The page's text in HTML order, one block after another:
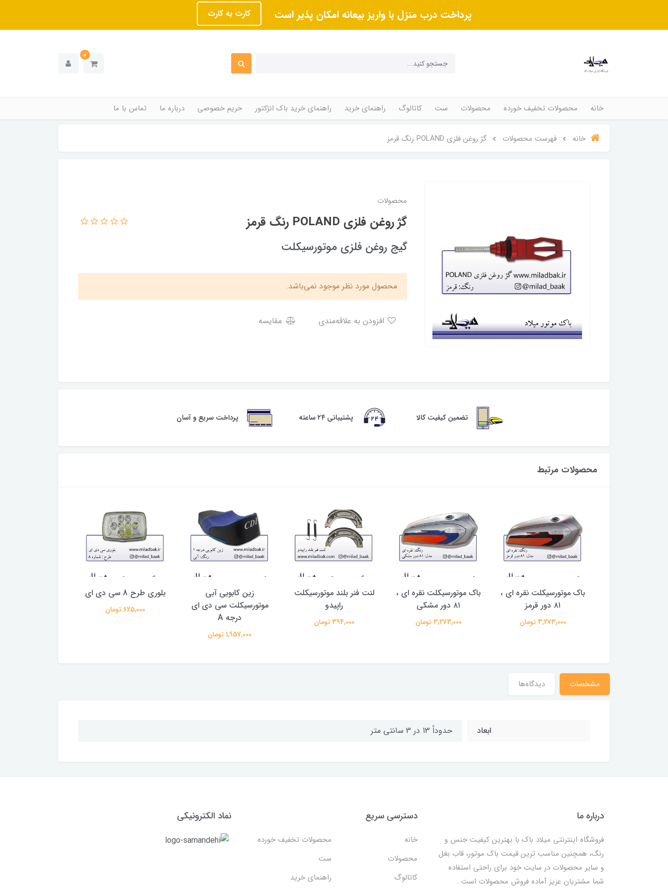
پرداخت درب منزل با واریز بیعانه امکان پذیر است کارت به کارت
0
خانه محصولات تخفیف خورده محصولات ست کاتالوگ راهنمای خرید راهنمای خرید باک انژکتور حریم خصوصی درباره ما تماس با ما
خانه فهرست محصولات گژ روغن فلزی POLAND رنگ قرمز
محصولات
گژ روغن فلزی POLAND رنگ قرمز
گیج روغن فلزی موتورسیکلت
محصول مورد نظر موجود نمی‌باشد.
مقایسه
تضمین کیفیت کالا پشتیبانی ۲۴ ساعته پرداخت سریع و آسان
محصولات مرتبط
باک موتورسیکلت نقره ای ،
۸۱ دور قرمز
3,273,000 تومان
باک موتورسیکلت نقره ای ،
۸۱ دور مشکی
3,273,000 تومان
لنت فنر بلند موتورسیکلت
راپیدو
394,000 تومان
زین کابویی آبی
موتورسیکلت سی دی ای
درجه A
1,957,000 تومان
بلوری طرح 8 سی دی ای
625,000 تومان
مشخصات دیدگاه‌ها
ابعاد حدوداً 13 در 3 سانتی متر
درباره ما
فروشگاه اینترنتی میلاد باک با بهترین کیفیت جنس و
رنگ، همچنین مناسب ترین قیمت باک موتور، قاب بغل
و سایر محصولات در سایت خود برای راحتی استفاده
شما مشتریان عزیز آماده فروش محصولات است .
دسترسی سریع
خانه
محصولات تخفیف خورده
محصولات
ست
کاتالوگ
راهنمای خرید
نماد الکترونیکی